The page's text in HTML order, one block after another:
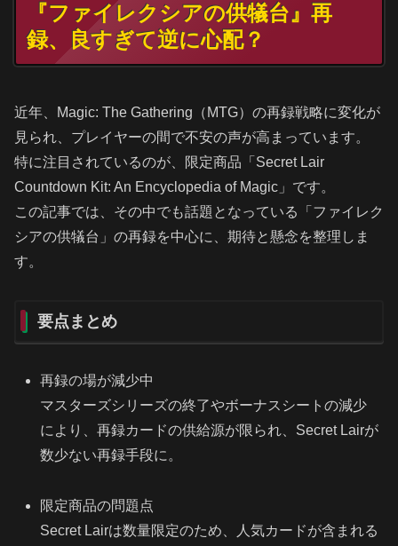
『ファイレクシアの供犠台』再
録、良すぎて逆に心配？
近年、Magic: The Gathering（MTG）の再録戦略に変化が
見られ、プレイヤーの間で不安の声が高まっています。
特に注目されているのが、限定商品「Secret Lair
Countdown Kit: An Encyclopedia of Magic」です。
この記事では、その中でも話題となっている「ファイレク
シアの供犠台」の再録を中心に、期待と懸念を整理しま
す。
要点まとめ
再録の場が減少中
マスターズシリーズの終了やボーナスシートの減少
により、再録カードの供給源が限られ、Secret Lairが
数少ない再録手段に。
限定商品の問題点
Secret Lairは数量限定のため、人気カードが含まれる